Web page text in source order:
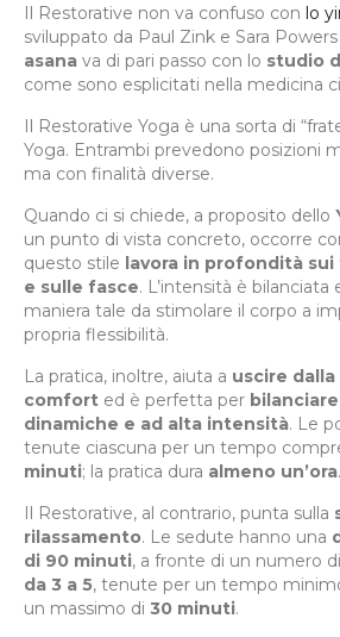
Il Restorative non va confuso con lo
sviluppato da Paul Zink e Sara
asana va di pari passo con lo studio
come sono esplicitati nella medicina
Il Restorative Yoga è una sorta di
Yoga. Entrambi prevedono posizioni
ma con finalità diverse.
Quando ci si chiede, a proposito dello
un punto di vista concreto, occorre
questo stile lavora in profondità
e sulle fasce. L’intensità è bilanciata
maniera tale da stimolare il corpo a
propria flessibilità.
La pratica, inoltre, aiuta a uscire
comfort ed è perfetta per
dinamiche e ad alta intensità. Le
tenute ciascuna per un tempo
minuti; la pratica dura almeno un’ora.
Il Restorative, al contrario, punta sulla
rilassamento. Le sedute hanno una
di 90 minuti, a fronte di un numero
da 3 a 5, tenute per un tempo
un massimo di 30 minuti.